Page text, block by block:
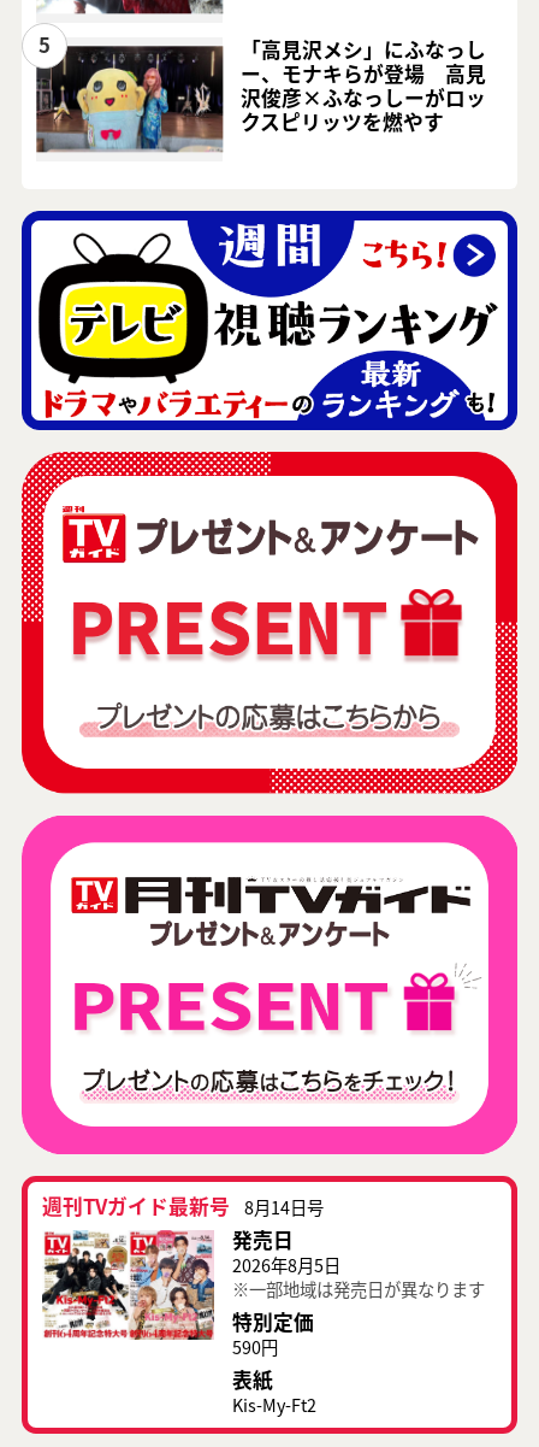
5
「高見沢メシ」にふなっし
ー、モナキらが登場 高見
沢俊彦×ふなっしーがロッ
クスピリッツを燃やす
週刊TVガイド最新号 8月14日号
発売日
2026年8月5日
※一部地域は発売日が異なります
特別定価
590円
表紙
Kis-My-Ft2